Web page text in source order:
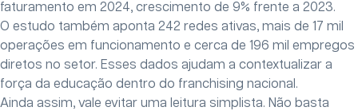
faturamento em 2024, crescimento de 9% frente a 2023.
O estudo também aponta 242 redes ativas, mais de 17 mil
operações em funcionamento e cerca de 196 mil empregos
diretos no setor. Esses dados ajudam a contextualizar a
força da educação dentro do franchising nacional.
Ainda assim, vale evitar uma leitura simplista. Não basta